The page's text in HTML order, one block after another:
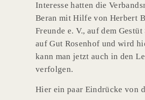
Interesse hatten die
Beran mit Hilfe von Herbert
Freunde e. V., auf dem
auf Gut Rosenhof und wird
kann man jetzt auch in den
verfolgen.
Hier ein paar Eindrücke von